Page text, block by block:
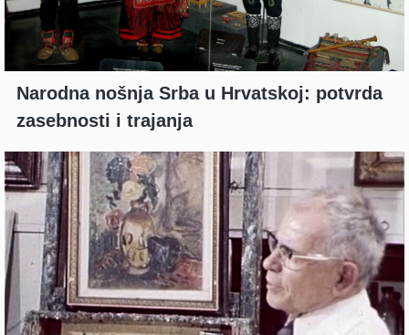
Narodna nošnja Srba u Hrvatskoj: potvrda
zasebnosti i trajanja